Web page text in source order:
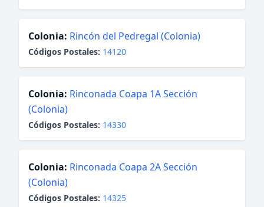
Colonia: Rincón del Pedregal (Colonia)
Códigos Postales: 14120
Colonia: Rinconada Coapa 1A Sección
(Colonia)
Códigos Postales: 14330
Colonia: Rinconada Coapa 2A Sección
(Colonia)
Códigos Postales: 14325